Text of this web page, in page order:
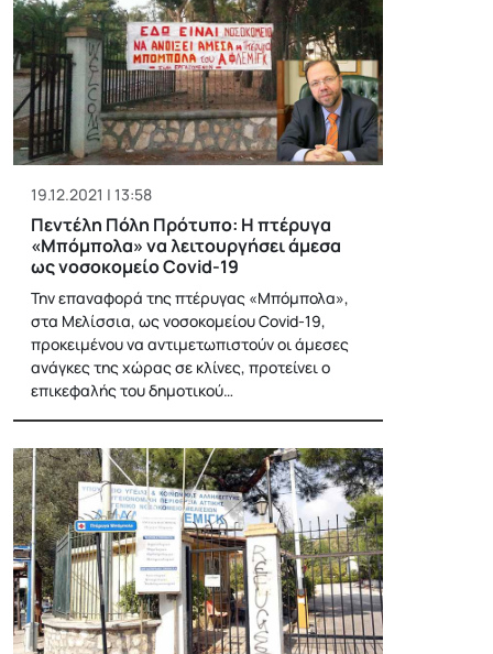
19.12.2021 | 13:58
Πεντέλη Πόλη Πρότυπο: Η πτέρυγα
«Μπόμπολα» να λειτουργήσει άμεσα
ως νοσοκομείο Covid-19
Την επαναφορά της πτέρυγας «Μπόμπολα»,
στα Μελίσσια, ως νοσοκομείου Covid-19,
προκειμένου να αντιμετωπιστούν οι άμεσες
ανάγκες της χώρας σε κλίνες, προτείνει ο
επικεφαλής του δημοτικού…